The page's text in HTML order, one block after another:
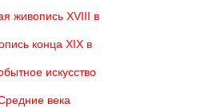
живопись XVIII в
конца XIX в
искусство
века